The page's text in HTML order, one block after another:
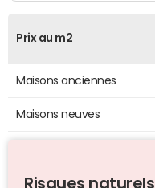
Prix au m2
Maisons anciennes
Maisons neuves
Risques naturels